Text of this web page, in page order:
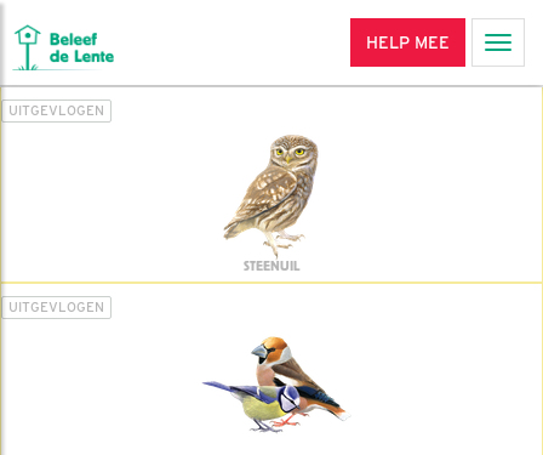
HELP MEE
UITGEVLOGEN
STEENUIL
UITGEVLOGEN